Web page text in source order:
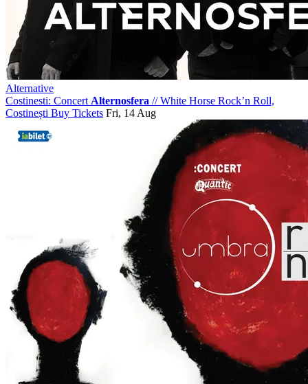
Alternative
Costinesti: Concert Alternosfera //White Horse Rock’n Roll,
Costinești Buy Tickets Fri, 14 Aug